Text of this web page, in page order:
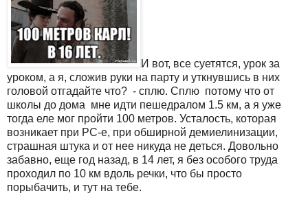
И вот, все суетятся, урок за
уроком, а я, сложив руки на парту и уткнувшись в них
головой отгадайте что? - сплю. Сплю потому что от
школы до дома мне идти пешедралом 1.5 км, а я уже
тогда еле мог пройти 100 метров. Усталость, которая
возникает при РС-е, при обширной демиелинизации,
страшная штука и от нее никуда не деться. Довольно
забавно, еще год назад, в 14 лет, я без особого труда
проходил по 10 км вдоль речки, что бы просто
порыбачить, и тут на тебе.